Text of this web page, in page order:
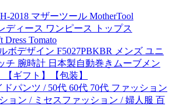
2018 マザーツール MotherTool
ディース ワンピース トップス
Dress Tomato
ボデザイン F5027PBKBR メンズ ユニ
チ 腕時計 日本製自動巻きムーブメン
【ギフト】【包装】
パンツ / 50代 60代 70代 ファッション
ョン / ミセスファッション / 婦人服 百